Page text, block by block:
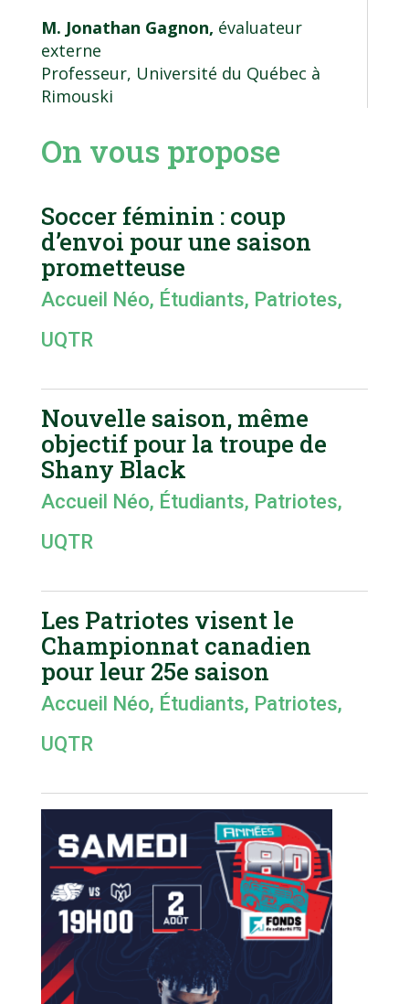
M. Jonathan Gagnon, évaluateur
externe
Professeur, Université du Québec à
Rimouski
On vous propose
Soccer féminin : coup
d’envoi pour une saison
prometteuse
Accueil Néo, Étudiants, Patriotes,
UQTR
Nouvelle saison, même
objectif pour la troupe de
Shany Black
Accueil Néo, Étudiants, Patriotes,
UQTR
Les Patriotes visent le
Championnat canadien
pour leur 25e saison
Accueil Néo, Étudiants, Patriotes,
UQTR